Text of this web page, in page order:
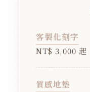
客製化刻字
NT$ 3,000 起
質感地墊